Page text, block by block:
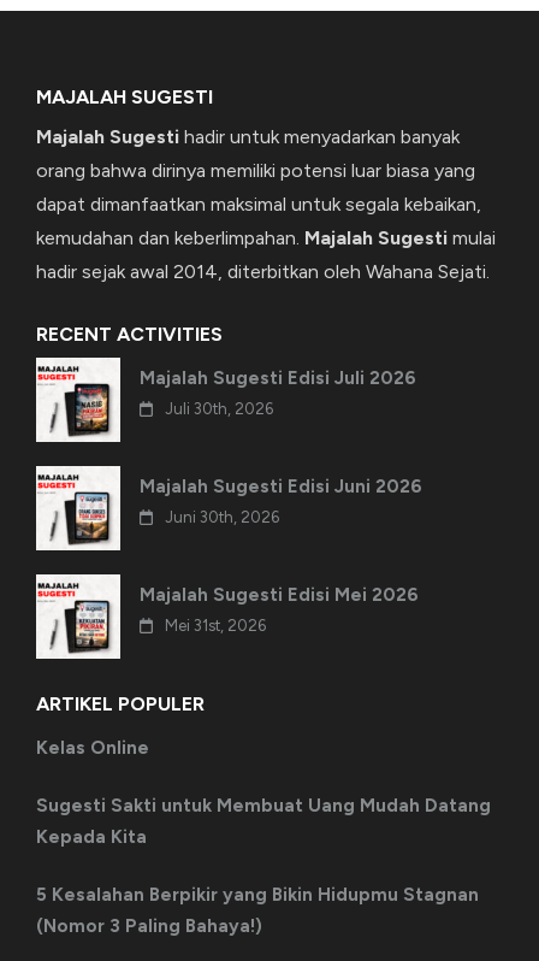
MAJALAH SUGESTI
Majalah Sugesti hadir untuk menyadarkan banyak
orang bahwa dirinya memiliki potensi luar biasa yang
dapat dimanfaatkan maksimal untuk segala kebaikan,
kemudahan dan keberlimpahan. Majalah Sugesti mulai
hadir sejak awal 2014, diterbitkan oleh Wahana Sejati.
RECENT ACTIVITIES
Majalah Sugesti Edisi Juli 2026
Juli 30th, 2026
Majalah Sugesti Edisi Juni 2026
Juni 30th, 2026
Majalah Sugesti Edisi Mei 2026
Mei 31st, 2026
ARTIKEL POPULER
Kelas Online
Sugesti Sakti untuk Membuat Uang Mudah Datang
Kepada Kita
5 Kesalahan Berpikir yang Bikin Hidupmu Stagnan
(Nomor 3 Paling Bahaya!)